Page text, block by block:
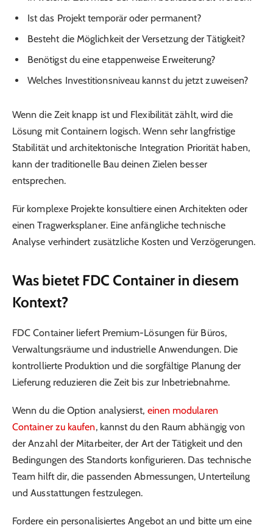
Ist das Projekt temporär oder permanent?
Besteht die Möglichkeit der Versetzung der Tätigkeit?
Benötigst du eine etappenweise Erweiterung?
Welches Investitionsniveau kannst du jetzt zuweisen?
Wenn die Zeit knapp ist und Flexibilität zählt, wird die
Lösung mit Containern logisch. Wenn sehr langfristige
Stabilität und architektonische Integration Priorität haben,
kann der traditionelle Bau deinen Zielen besser
entsprechen.
Für komplexe Projekte konsultiere einen Architekten oder
einen Tragwerksplaner. Eine anfängliche technische
Analyse verhindert zusätzliche Kosten und Verzögerungen.
Was bietet FDC Container in diesem
Kontext?
FDC Container liefert Premium-Lösungen für Büros,
Verwaltungsräume und industrielle Anwendungen. Die
kontrollierte Produktion und die sorgfältige Planung der
Lieferung reduzieren die Zeit bis zur Inbetriebnahme.
Wenn du die Option analysierst, einen modularen
Container zu kaufen, kannst du den Raum abhängig von
der Anzahl der Mitarbeiter, der Art der Tätigkeit und den
Bedingungen des Standorts konfigurieren. Das technische
Team hilft dir, die passenden Abmessungen, Unterteilung
und Ausstattungen festzulegen.
Fordere ein personalisiertes Angebot an und bitte um eine